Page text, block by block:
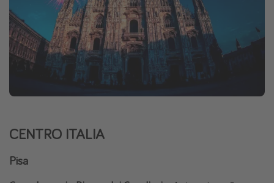
CENTRO ITALIA
Pisa